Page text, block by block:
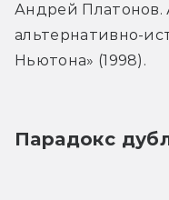
Андрей Платонов.
альтернативно-
Ньютона» (1998).
Парадокс